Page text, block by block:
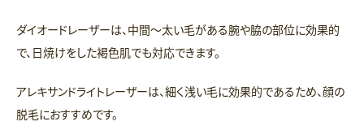
ダイオードレーザーは、中間〜太い毛がある腕や脇の部位に効果的
で、日焼けをした褐色肌でも対応できます。
アレキサンドライトレーザーは、細く浅い毛に効果的であるため、顔の
脱毛におすすめです。